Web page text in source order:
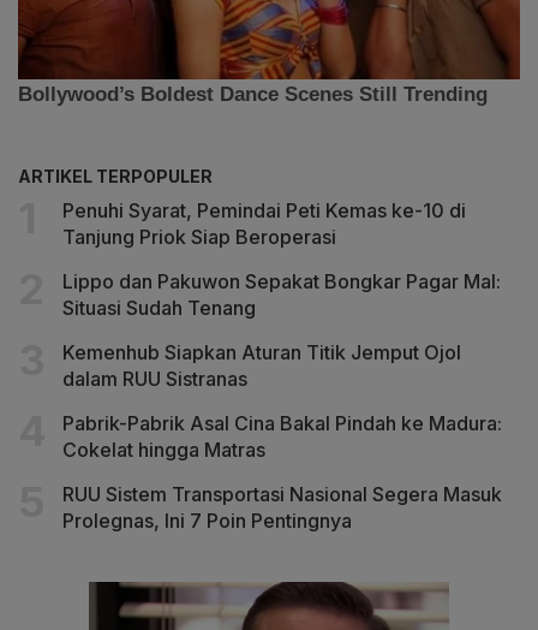
ARTIKEL TERPOPULER
Penuhi Syarat, Pemindai Peti Kemas ke-10 di
Tanjung Priok Siap Beroperasi
Lippo dan Pakuwon Sepakat Bongkar Pagar Mal:
Situasi Sudah Tenang
Kemenhub Siapkan Aturan Titik Jemput Ojol
dalam RUU Sistranas
Pabrik-Pabrik Asal Cina Bakal Pindah ke Madura:
Cokelat hingga Matras
RUU Sistem Transportasi Nasional Segera Masuk
Prolegnas, Ini 7 Poin Pentingnya